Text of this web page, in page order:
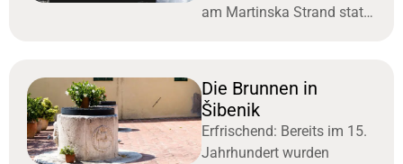
am Martinska Strand statt.
Die Brunnen in
Šibenik
Erfrischend: Bereits im 15.
Jahrhundert wurden